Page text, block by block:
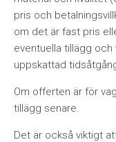
pris och
om det är fast pris
eventuella tillägg
uppskattad
Om offerten är för
tillägg senare.
Det är också viktigt